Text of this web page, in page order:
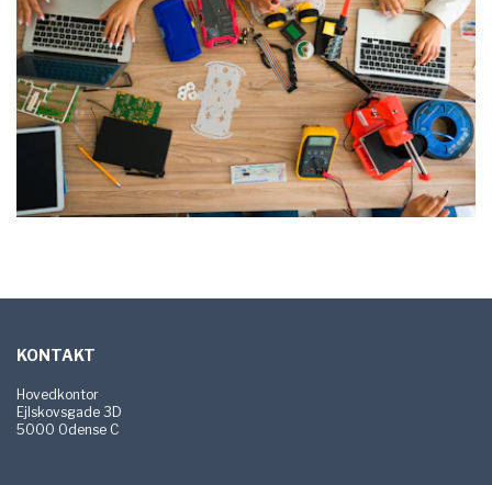
KONTAKT
Hovedkontor
Ejlskovsgade 3D
5000 Odense C